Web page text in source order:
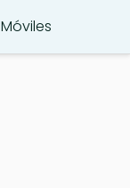
Móviles